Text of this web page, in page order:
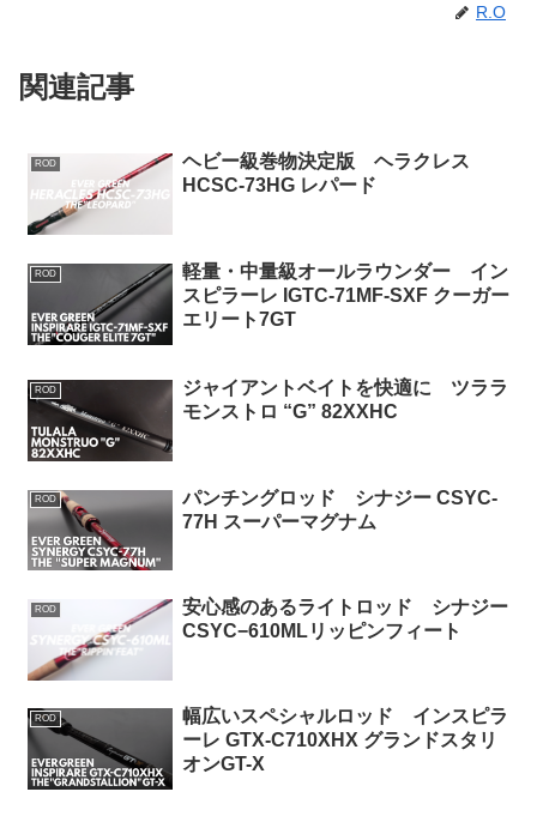
R.O
関連記事
ROD
ヘビー級巻物決定版 ヘラクレス
HCSC-73HG レパード
ROD
軽量・中量級オールラウンダー イン
スピラーレ IGTC-71MF-SXF クーガー
エリート7GT
ROD
ジャイアントベイトを快適に ツララ
モンストロ “G” 82XXHC
ROD
パンチングロッド シナジー CSYC-
77H スーパーマグナム
ROD
安心感のあるライトロッド シナジー
CSYC−610MLリッピンフィート
ROD
幅広いスペシャルロッド インスピラ
ーレ GTX-C710XHX グランドスタリ
オンGT-X